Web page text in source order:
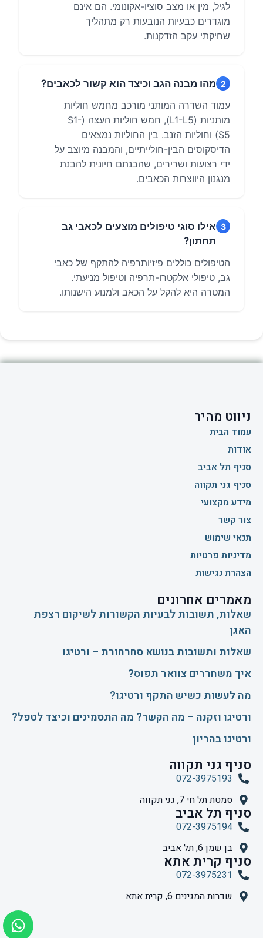
לגיל, מין או מצב סוציו-אקונומי. הם אינם
מוגדרים כבעיות הנובעות רק מתהליך
שחיקתי עקב הזדקנות.
2 מהו מבנה הגב וכיצד הוא קשור לכאבים?
עמוד השדרה המותני מורכב מחמש חוליות
מותניות (L1-L5), חמש חוליות העצה (S1-
S5) וחוליות הזנב. בין החוליות נמצאים
הדיסקוסים הבין-חולייתיים, והמבנה מיוצב על
ידי רצועות ושרירים, שהבנתם חיונית להבנת
מנגנון היווצרות הכאבים.
3 אילו סוגי טיפולים מוצעים לכאבי גב
תחתון?
הטיפולים כוללים פיזיותרפיה להתקף של כאבי
גב, טיפולי אלקטרו-תרפיה וטיפול מניעתי.
המטרה היא להקל על הכאב ולמנוע הישנותו.
ניווט מהיר
עמוד הבית
אודות
סניף תל אביב
סניף גני תקווה
מידע מקצועי
צור קשר
תנאי שימוש
מדיניות פרטיות
הצהרת נגישות
מאמרים אחרונים
שאלות, תשובות לבעיות הקשורות לשיקום רצפת
האגן
שאלות ותשובות בנושא סחרחורת – ורטיגו
איך משחררים צוואר תפוס?
​מה לעשות כשיש התקף ורטיגו?
ורטיגו וזקנה – מה הקשר? מה התסמינים וכיצד לטפל?
ורטיגו בהריון
סניף גני תקווה
072-3975193
סמטת תל חי 7, גני תקווה
סניף תל אביב
072-3975194
בן שמן 6, תל אביב
סניף קרית אתא
072-3975231
שדרות המגינים 6, קרית אתא